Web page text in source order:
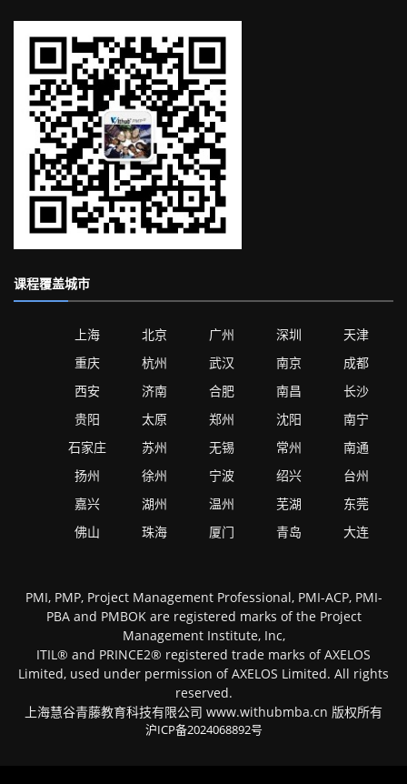
课程覆盖城市
上海 北京 广州 深圳
天津
重庆
杭州 武汉 南京
成都
西安
济南 合肥 南昌
长沙
贵阳
太原 郑州 沈阳
南宁
石家庄
苏州 无锡 常州
南通
扬州
徐州 宁波 绍兴
台州
嘉兴
湖州 温州 芜湖
东莞
佛山
珠海 厦门 青岛 大连
PMI, PMP, Project Management Professional, PMI-ACP, PMI-
PBA and PMBOK are registered marks of the Project
Management Institute, Inc,
ITIL® and PRINCE2® registered trade marks of AXELOS
Limited, used under permission of AXELOS Limited. All rights
reserved.
上海慧谷青藤教育科技有限公司 www.withubmba.cn 版权所有
沪ICP备2024068892号